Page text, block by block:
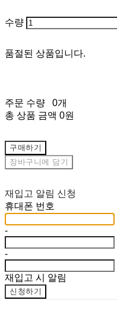
수량
품절된 상품입니다.
주문 수량
0개
총 상품 금액 0원
구매하기
장바구니에 담기
재입고 알림 신청
휴대폰 번호
-
-
재입고 시 알림
신청하기